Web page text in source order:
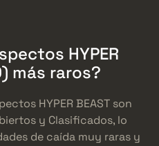
HYPER
más raros?
HYPER BEAST son
y Clasificados, lo
de caída muy raras y